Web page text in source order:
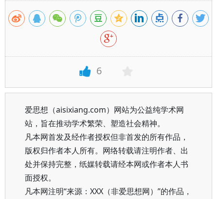
6
爱思想（aisixiang.com）网站为公益纯学术网
站，旨在推动学术繁荣、塑造社会精神。
凡本网首发及经作者授权但非首发的所有作品，
版权归作者本人所有。网络转载请注明作者、出
处并保持完整，纸媒转载请经本网或作者本人书
面授权。
凡本网注明“来源：XXX（非爱思想网）”的作品，